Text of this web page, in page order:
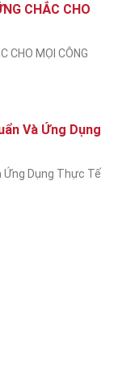
CHẮC CHO
CHO MỌI CÔNG
Và Ứng Dụng
Dụng Thực Tế